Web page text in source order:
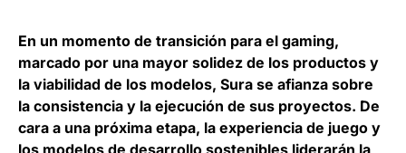
En un momento de transición para el gaming,
marcado por una mayor solidez de los productos y
la viabilidad de los modelos, Sura se afianza sobre
la consistencia y la ejecución de sus proyectos. De
cara a una próxima etapa, la experiencia de juego y
los modelos de desarrollo sostenibles liderarán la